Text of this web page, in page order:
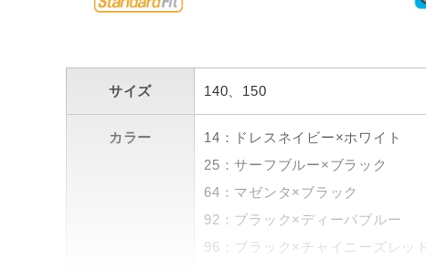
セール
サイズ 140、150
カラー
14：ドレスネイビー×ホワイト
25：サーフブルー×ブラック
64：マゼンタ×ブラック
92：ブラック×ディーバブルー
96：ブラック×チャイニーズレッド